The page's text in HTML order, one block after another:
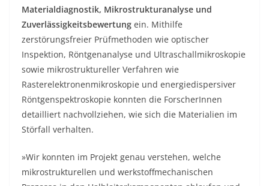
Materialdiagnostik, Mikrostrukturanalyse und
Zuverlässigkeitsbewertung ein. Mithilfe
zerstörungsfreier Prüfmethoden wie optischer
Inspektion, Röntgenanalyse und Ultraschallmikroskopie
sowie mikrostruktureller Verfahren wie
Rasterelektronenmikroskopie und energiedispersiver
Röntgenspektroskopie konnten die ForscherInnen
detailliert nachvollziehen, wie sich die Materialien im
Störfall verhalten.
»Wir konnten im Projekt genau verstehen, welche
mikrostrukturellen und werkstoffmechanischen